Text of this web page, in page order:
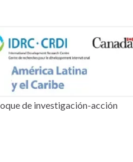
de investigación-acción